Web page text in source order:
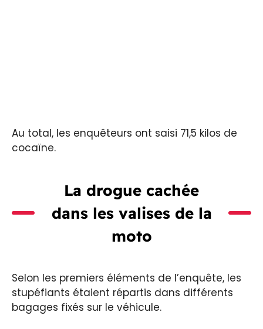
Au total, les enquêteurs ont saisi 71,5 kilos de
cocaïne.
La drogue cachée
dans les valises de la
moto
Selon les premiers éléments de l’enquête, les
stupéfiants étaient répartis dans différents
bagages fixés sur le véhicule.